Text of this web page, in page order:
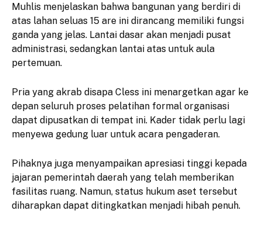
Muhlis menjelaskan bahwa bangunan yang berdiri di
atas lahan seluas 15 are ini dirancang memiliki fungsi
ganda yang jelas. Lantai dasar akan menjadi pusat
administrasi, sedangkan lantai atas untuk aula
pertemuan.
Pria yang akrab disapa Cless ini menargetkan agar ke
depan seluruh proses pelatihan formal organisasi
dapat dipusatkan di tempat ini. Kader tidak perlu lagi
menyewa gedung luar untuk acara pengaderan.
Pihaknya juga menyampaikan apresiasi tinggi kepada
jajaran pemerintah daerah yang telah memberikan
fasilitas ruang. Namun, status hukum aset tersebut
diharapkan dapat ditingkatkan menjadi hibah penuh.